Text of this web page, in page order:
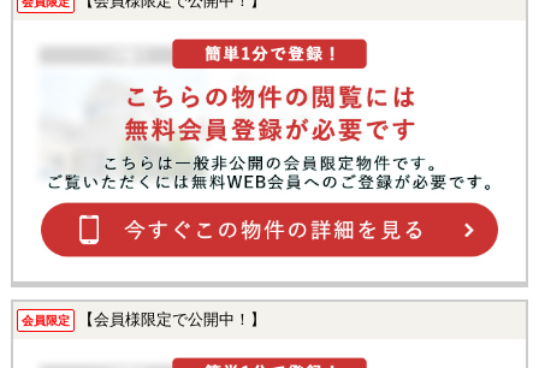
会員限定 【会員様限定で公開中！】